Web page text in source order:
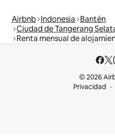
Airbnb Indonesia Bantén
Ciudad de Tangerang
Renta mensual de
© 2026
Privacidad